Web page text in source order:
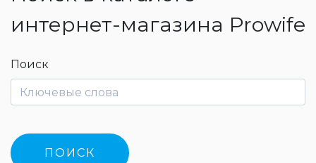
интернет-магазина Prowife
Поиск